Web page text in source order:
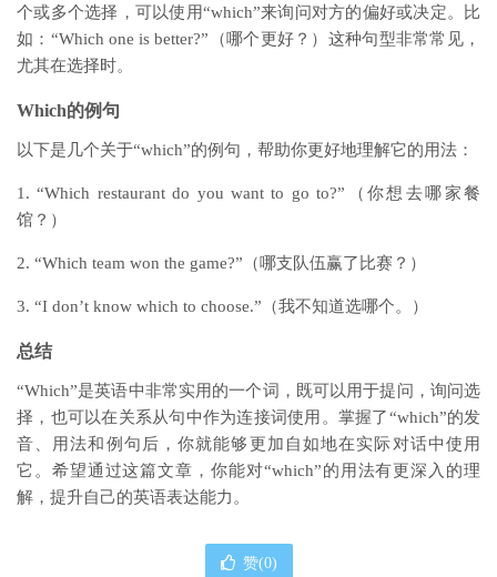
个或多个选择，可以使用“which”来询问对方的偏好或决定。比
如：“Which one is better?”（哪个更好？）这种句型非常常见，
尤其在选择时。
Which的例句
以下是几个关于“which”的例句，帮助你更好地理解它的用法：
1. “Which restaurant do you want to go to?”（你想去哪家餐
馆？）
2. “Which team won the game?”（哪支队伍赢了比赛？）
3. “I don’t know which to choose.”（我不知道选哪个。）
总结
“Which”是英语中非常实用的一个词，既可以用于提问，询问选
择，也可以在关系从句中作为连接词使用。掌握了“which”的发
音、用法和例句后，你就能够更加自如地在实际对话中使用
它。希望通过这篇文章，你能对“which”的用法有更深入的理
解，提升自己的英语表达能力。
赞(0)